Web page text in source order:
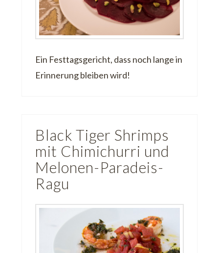
Ein Festtagsgericht, dass noch lange in
Erinnerung bleiben wird!
Black Tiger Shrimps
mit Chimichurri und
Melonen-Paradeis-
Ragu